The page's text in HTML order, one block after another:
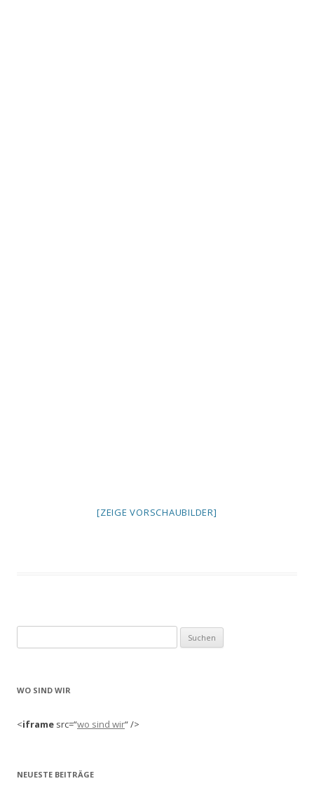
[ZEIGE VORSCHAUBILDER]
nach:
WO SIND WIR
<iframe src=“wo sind wir“ />
NEUESTE BEITRÄGE